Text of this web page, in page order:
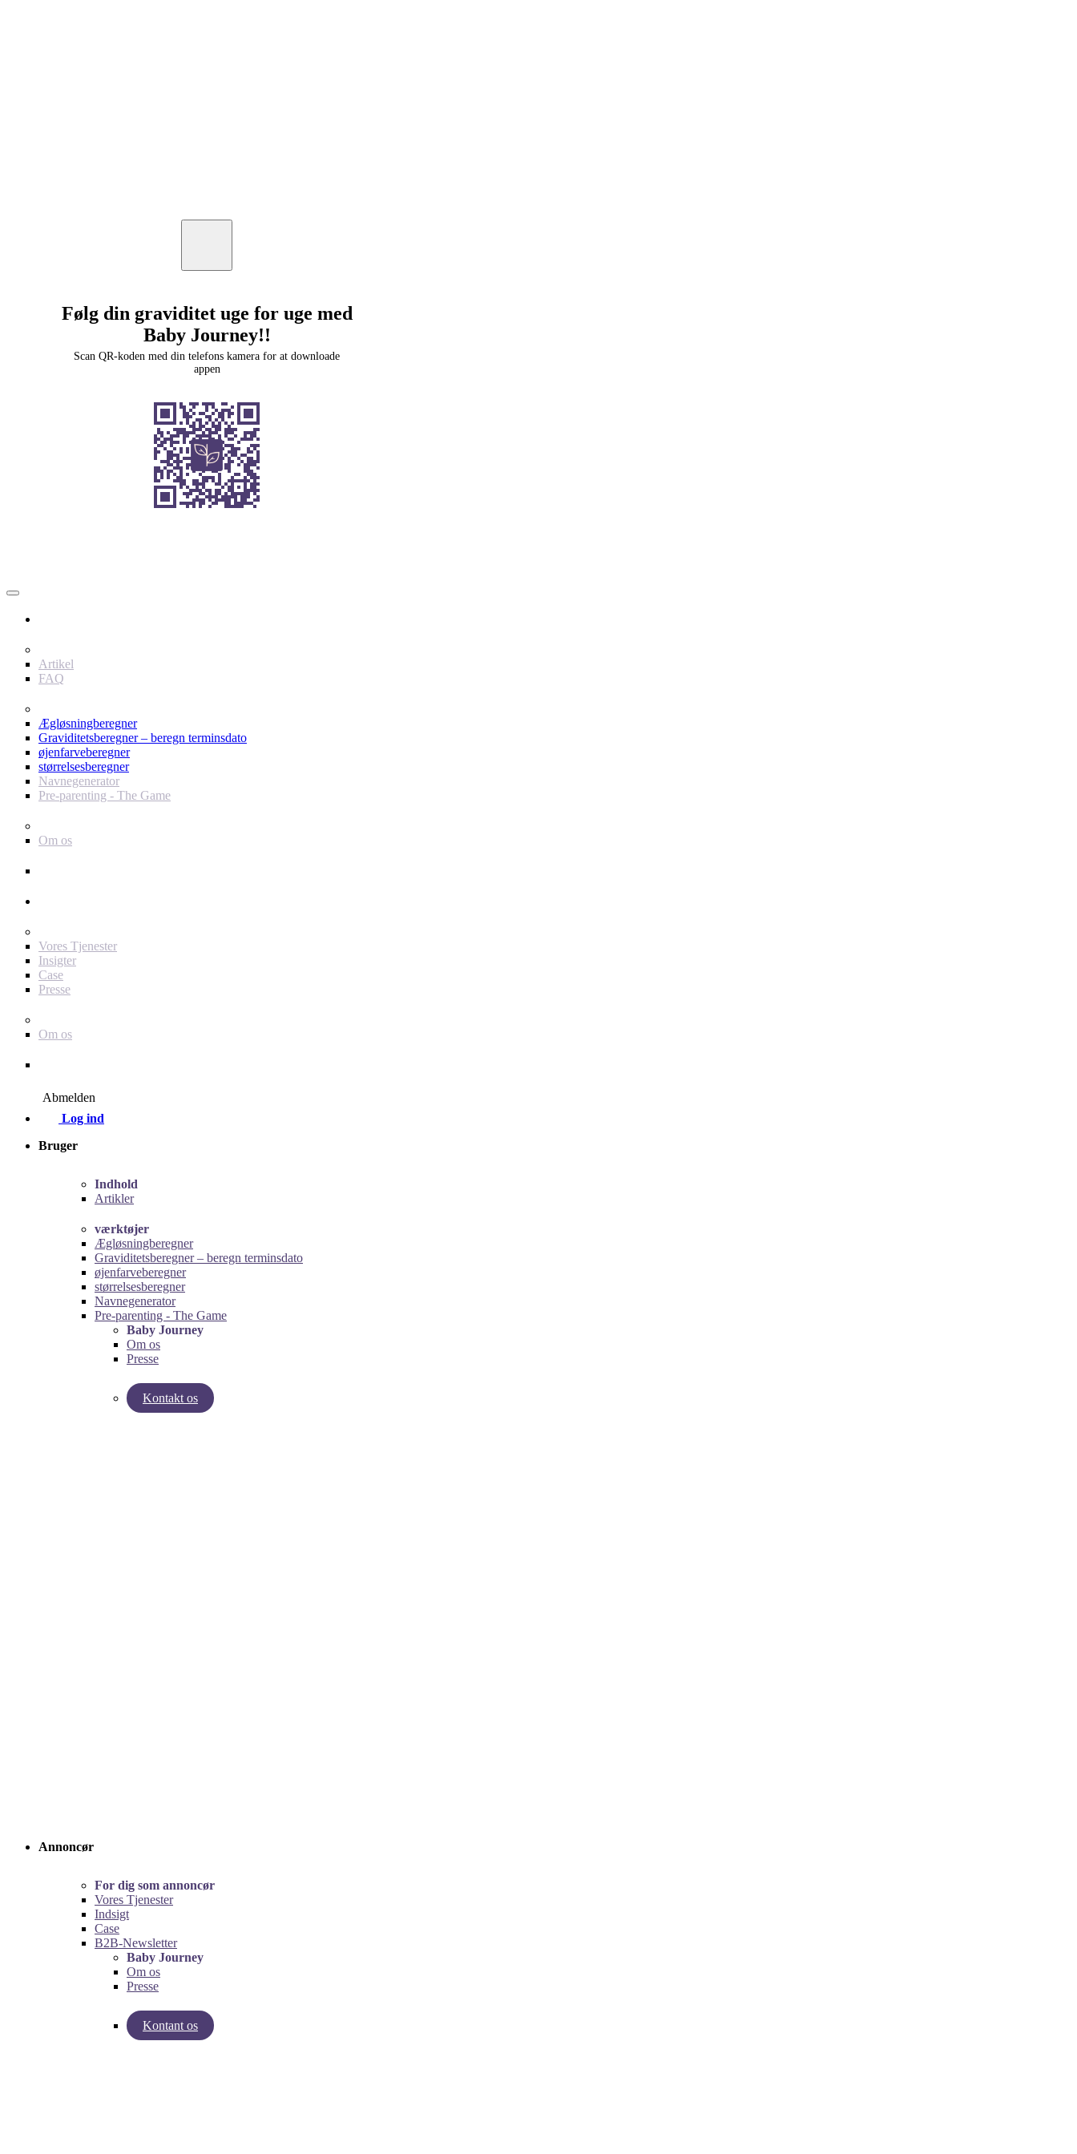
Følg din graviditet uge for uge med
Baby Journey!!
Scan QR-koden med din telefons kamera for at downloade
appen
Artikel
FAQ
Ægløsningberegner
Graviditetsberegner – beregn terminsdato
øjenfarveberegner
størrelsesberegner
Navnegenerator
Pre-parenting - The Game
Om os
Vores Tjenester
Insigter
Case
Presse
Om os
Abmelden
Log ind
Bruger
Indhold
Artikler
værktøjer
Ægløsningberegner
Graviditetsberegner – beregn terminsdato
øjenfarveberegner
størrelsesberegner
Navnegenerator
Pre-parenting - The Game
Baby Journey
Om os
Presse
Kontakt os
Annoncør
For dig som annoncør
Vores Tjenester
Indsigt
Case
B2B-Newsletter
Baby Journey
Om os
Presse
Kontant os